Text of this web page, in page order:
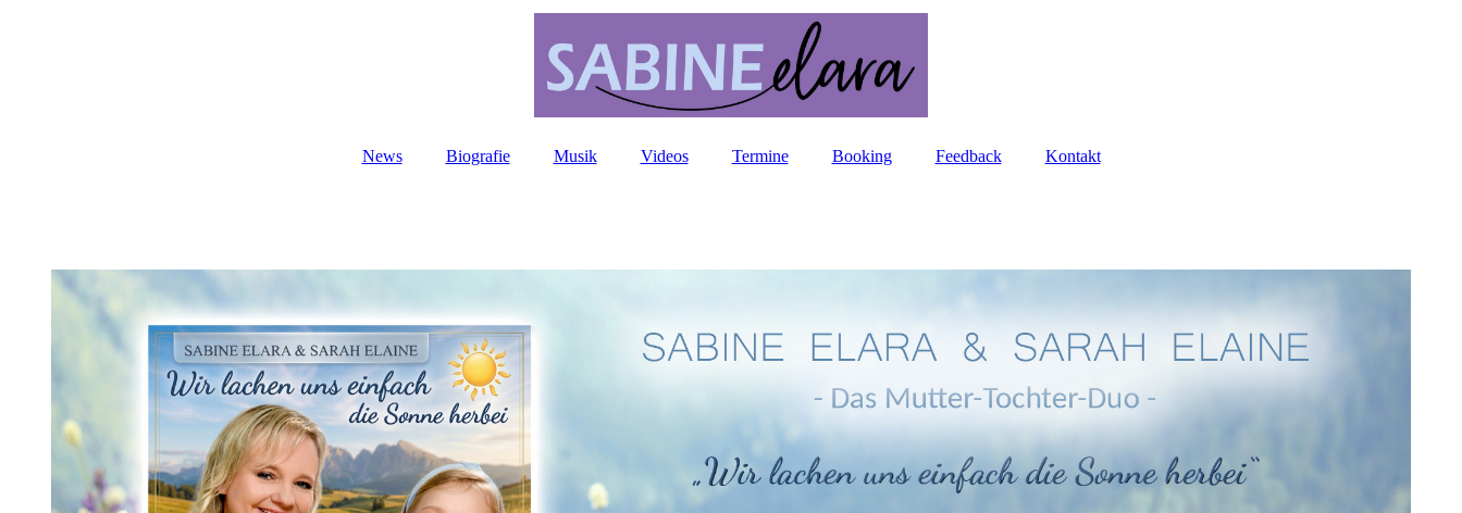
News Biografie Musik Videos Termine Booking Feedback Kontakt